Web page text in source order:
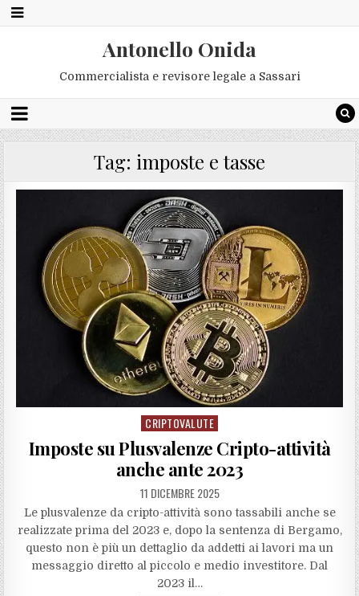
Antonello Onida
Commercialista e revisore legale a Sassari
Tag: imposte e tasse
Posted
CRIPTOVALUTE
Imposte su Plusvalenze Cripto-attività
anche ante 2023
11 DICEMBRE 2025
Le plusvalenze da cripto-attività sono tassabili anche se
realizzate prima del 2023 e, dopo la sentenza di Bergamo,
questo non è più un dettaglio da addetti ai lavori ma un
messaggio diretto al piccolo e medio investitore. Dal
2023 il…